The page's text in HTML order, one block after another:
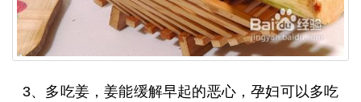
3、多吃姜，姜能缓解早起的恶心，孕妇可以多吃